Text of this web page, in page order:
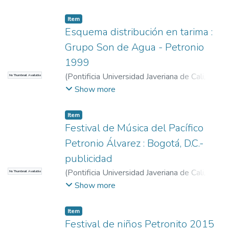
No Thumbnail Available
Item
Esquema distribución en tarima :
Grupo Son de Agua - Petronio
1999
(Pontificia Universidad Javeriana de Cali
2015)Cali. Alcaldía. Secretaría de Cultura y
Show more
No Thumbnail Available
Item
Festival de Música del Pacífico
Petronio Álvarez : Bogotá, D.C.-
publicidad
(Pontificia Universidad Javeriana de Cali
2015)Cali. Alcaldía. Secretaría de Cultura y
Show more
Item
Festival de niños Petronito 2015